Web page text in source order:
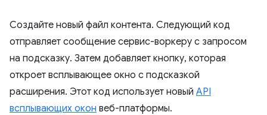
Создайте новый файл контента. Следующий код
отправляет сообщение сервис-воркеру с запросом
на подсказку. Затем добавляет кнопку, которая
откроет всплывающее окно с подсказкой
расширения. Этот код использует новый API
всплывающих окон веб-платформы.